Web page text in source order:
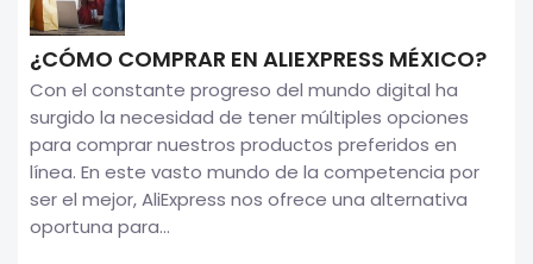
¿CÓMO COMPRAR EN ALIEXPRESS MÉXICO?
Con el constante progreso del mundo digital ha
surgido la necesidad de tener múltiples opciones
para comprar nuestros productos preferidos en
línea. En este vasto mundo de la competencia por
ser el mejor, AliExpress nos ofrece una alternativa
oportuna para...